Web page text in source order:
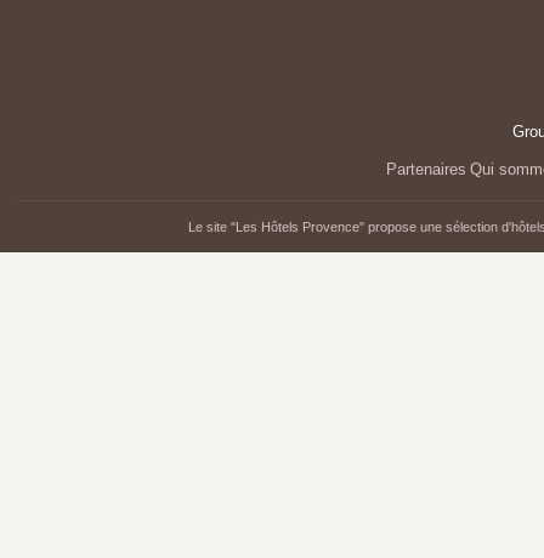
Partenaires Qui
Le site "Les Hôtels Provence" propose une sélection